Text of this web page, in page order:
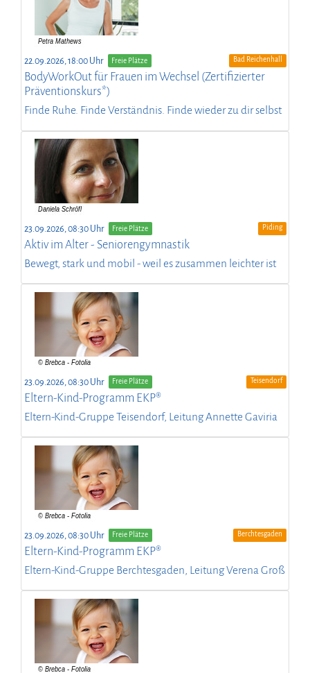
22.09.2026, 18:00 Uhr Freie Plätze Bad Reichenhall
BodyWorkOut für Frauen im Wechsel (Zertifizierter
Präventionskurs*)
Finde Ruhe. Finde Verständnis. Finde wieder zu dir selbst
23.09.2026, 08:30 Uhr Freie Plätze Piding
Aktiv im Alter - Seniorengymnastik
Bewegt, stark und mobil - weil es zusammen leichter ist
23.09.2026, 08:30 Uhr Freie Plätze Teisendorf
Eltern-Kind-Programm EKP®
Eltern-Kind-Gruppe Teisendorf, Leitung Annette Gaviria
23.09.2026, 08:30 Uhr Freie Plätze Berchtesgaden
Eltern-Kind-Programm EKP®
Eltern-Kind-Gruppe Berchtesgaden, Leitung Verena Groß